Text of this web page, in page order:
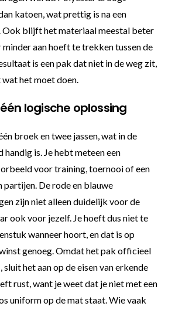
katoen, wat prettig is na een
Ook blijft het materiaal meestal beter
minder aan hoeft te trekken tussen de
is een pak dat niet in de weg zit,
het moet doen.
logische oplossing
broek en twee jassen, wat in de
is. Je hebt meteen een
voor training, toernooi of een
partijen. De rode en blauwe
zijn niet alleen duidelijk voor de
ook voor jezelf. Je hoeft dus niet te
wanneer hoort, en dat is op
genoeg. Omdat het pak officieel
sluit het aan op de eisen van erkende
rust, want je weet dat je niet met een
uniform op de mat staat. Wie vaak